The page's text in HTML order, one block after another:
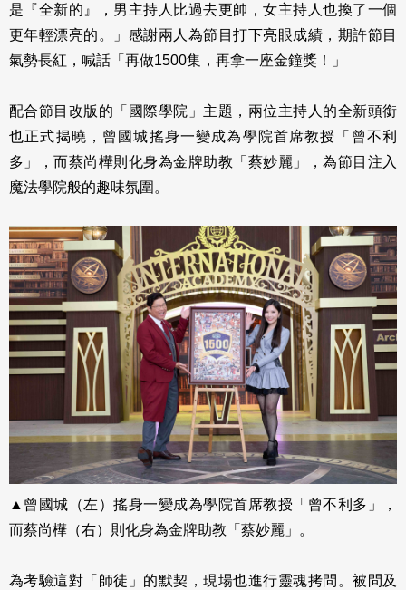
是『全新的』，男主持人比過去更帥，女主持人也換了一個
更年輕漂亮的。」感謝兩人為節目打下亮眼成績，期許節目
氣勢長紅，喊話「再做1500集，再拿一座金鐘獎！」
配合節目改版的「國際學院」主題，兩位主持人的全新頭銜
也正式揭曉，曾國城搖身一變成為學院首席教授「曾不利
多」，而蔡尚樺則化身為金牌助教「蔡妙麗」，為節目注入
魔法學院般的趣味氛圍。
▲曾國城（左）搖身一變成為學院首席教授「曾不利多」，
而蔡尚樺（右）則化身為金牌助教「蔡妙麗」。
為考驗這對「師徒」的默契，現場也進行靈魂拷問。被問及